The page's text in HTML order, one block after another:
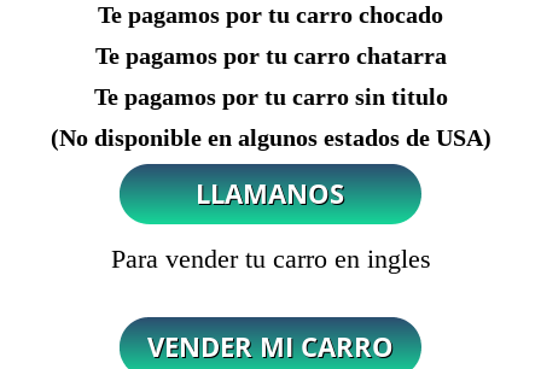
Te pagamos por tu carro chocado
Te pagamos por tu carro chatarra
Te pagamos por tu carro sin titulo
(No disponible en algunos estados de USA)
Para vender tu carro en ingles